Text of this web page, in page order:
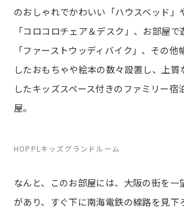
のおしゃれでかわいい「ハウスベッド」
「コロコロチェア＆デスク」、お部屋で
「ファーストウッディバイク」、その
したおもちゃや絵本の数々設置し、上質
したキッズスペース付きのファミリー宿
屋。
HOPPLキッズグランドルーム
なんと、このお部屋には、大阪の街を一
があり、すぐ下に南海電鉄の線路を見下